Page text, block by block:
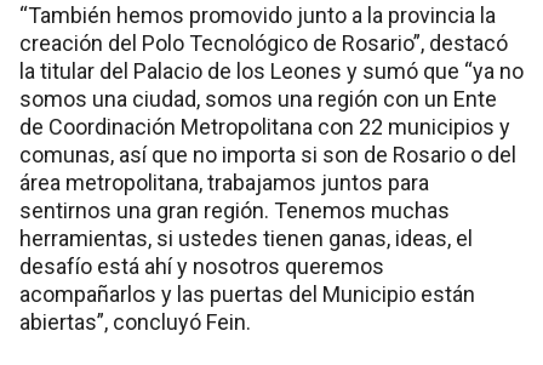
“También hemos promovido junto a la provincia la
creación del Polo Tecnológico de Rosario”, destacó
la titular del Palacio de los Leones y sumó que “ya no
somos una ciudad, somos una región con un Ente
de Coordinación Metropolitana con 22 municipios y
comunas, así que no importa si son de Rosario o del
área metropolitana, trabajamos juntos para
sentirnos una gran región. Tenemos muchas
herramientas, si ustedes tienen ganas, ideas, el
desafío está ahí y nosotros queremos
acompañarlos y las puertas del Municipio están
abiertas”, concluyó Fein.